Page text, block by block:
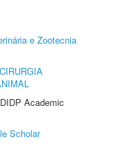
e Zootecnia
Academic
Scholar